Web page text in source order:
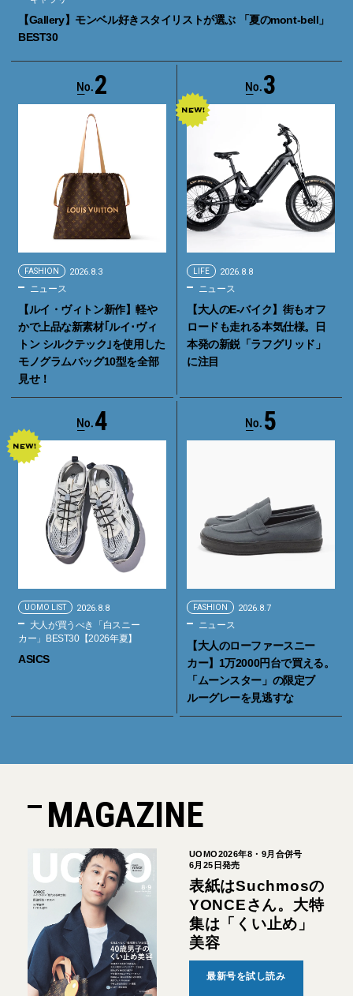
【Gallery】モンベル好きスタイリストが選ぶ 「夏のmont-bell」
BEST30
2
FASHION 2026.8.3
ニュース
【ルイ・ヴィトン新作】軽や
かで上品な新素材｢ルイ･ヴィ
トン シルクテック｣を使用した
モノグラムバッグ10型を全部
見せ！
3
LIFE 2026.8.8
ニュース
【大人のE-バイク】街もオフ
ロードも走れる本気仕様。日
本発の新鋭「ラフグリッド」
に注目
4
UOMO LIST 2026.8.8
大人が買うべき「白スニー
カー」BEST30【2026年夏】
ASICS
5
FASHION 2026.8.7
ニュース
【大人のローファースニー
カー】1万2000円台で買える。
「ムーンスター」の限定ブ
ルーグレーを見逃すな
MAGAZINE
UOMO2026年8・9月合併号
6月25日発売
表紙はSuchmosの
YONCEさん。大特
集は「くい止め」
美容
最新号を試し読み